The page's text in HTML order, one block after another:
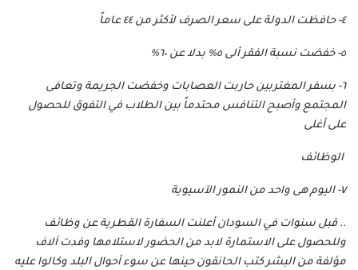
٤- حافظت الدولة على سعر الصرف لأكثر من ٤٤ عاماً
٥- خفضت نسبة الفقر ألى ٥% بدلا عن ٦٠%
٦- بسفر المغتربين حاربت العصابات وخفضت الجريمة وتعافى
المجتمع وأصبح التنافس محتدماً بين الطلاب في التفوق للحصول
على أغلى
الوظائف
٧- اليوم هى واحد من النمور الآسيوية
.. قبل سنوات في السودان أعلنت السفارة القطرية عن وظائف
وللحصول على الاستمارة لابد من الحضور لاستلامها وفدت آلاف
مؤلفة من البشر كتب الحانقون حينها عن سوء أحوال البلد وكالوا عليه